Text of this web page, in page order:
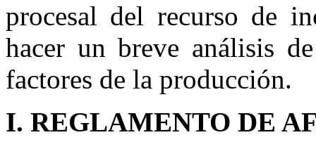
procesal del recurso de
hacer un breve análisis
factores de la producción.
I. REGLAMENTO DE